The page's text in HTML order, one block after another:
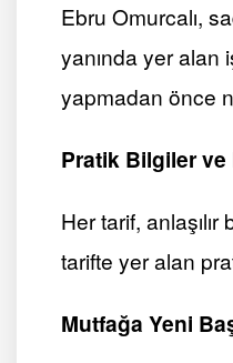
Ebru Omurcalı,
yanında yer alan
yapmadan önce
Pratik Bilgiler ve
Her tarif,
tarifte yer alan
Mutfağa Yeni